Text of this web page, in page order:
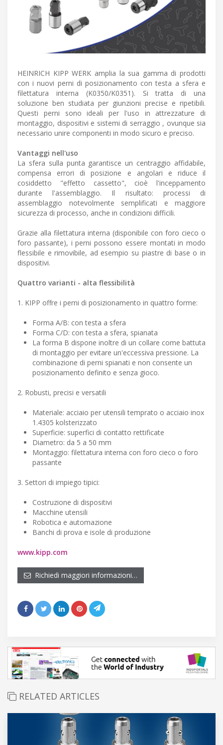
HEINRICH KIPP WERK amplia la sua gamma di prodotti
con i nuovi perni di posizionamento con testa a sfera e
filettatura interna (K0350/K0351). Si tratta di una
soluzione ben studiata per giunzioni precise e ripetibili.
Questi perni sono ideali per l'uso in attrezzature di
montaggio, dispositivi e sistemi di serraggio , ovunque sia
necessario unire componenti in modo sicuro e preciso.
Vantaggi nell'uso
La sfera sulla punta garantisce un centraggio affidabile,
compensa errori di posizione e angolari e riduce il
cosiddetto "effetto cassetto", cioè l'inceppamento
durante l'assemblaggio. Il risultato: processi di
assemblaggio notevolmente semplificati e maggiore
sicurezza di processo, anche in condizioni difficili.
Grazie alla filettatura interna (disponibile con foro cieco o
foro passante), i perni possono essere montati in modo
flessibile e rimovibile, ad esempio su piastre di base o in
dispositivi.
Quattro varianti - alta flessibilità
1. KIPP offre i perni di posizionamento in quattro forme:
Forma A/B: con testa a sfera
Forma C/D: con testa a sfera, spianata
La forma B dispone inoltre di un collare come battuta
di montaggio per evitare un'eccessiva pressione. La
combinazione di perni spianati e non consente un
posizionamento definito e senza gioco.
2. Robusti, precisi e versatili
Materiale: acciaio per utensili temprato o acciaio inox
1.4305 kolsterizzato
Superficie: superfici di contatto rettificate
Diametro: da 5 a 50 mm
Montaggio: filettatura interna con foro cieco o foro
passante
3. Settori di impiego tipici:
Costruzione di dispositivi
Macchine utensili
Robotica e automazione
Banchi di prova e isole di produzione
www.kipp.com
Richiedi maggiori informazioni…
RELATED ARTICLES